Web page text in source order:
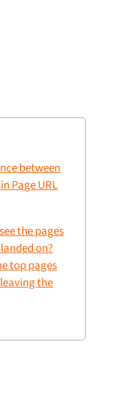
between
Page URL
the pages
on?
top pages
the